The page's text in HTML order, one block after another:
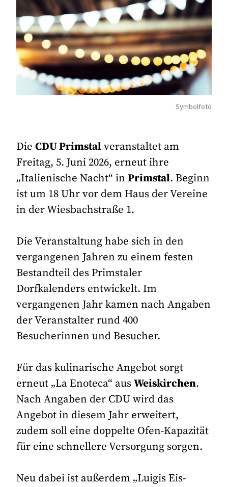
Symbolfoto
DieCDU Primstalveranstaltet am
Freitag, 5. Juni 2026, erneut ihre
„Italienische Nacht“ inPrimstal. Beginn
ist um 18 Uhr vor dem Haus der Vereine
in der Wiesbachstraße 1.
Die Veranstaltung habe sich in den
vergangenen Jahren zu einem festen
Bestandteil des Primstaler
Dorfkalenders entwickelt. Im
vergangenen Jahr kamen nach Angaben
der Veranstalter rund 400
Besucherinnen und Besucher.
Für das kulinarische Angebot sorgt
erneut „La Enoteca“ ausWeiskirchen.
Nach Angaben der CDU wird das
Angebot in diesem Jahr erweitert,
zudem soll eine doppelte Ofen-Kapazität
für eine schnellere Versorgung sorgen.
Neu dabei ist außerdem „Luigis Eis-